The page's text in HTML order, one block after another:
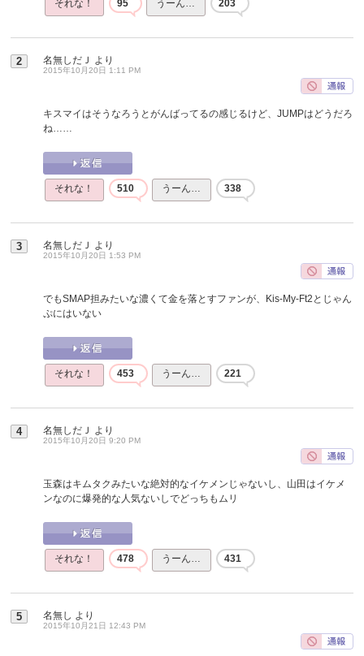
それな！ 95 うーん… 203
2 名無しだＪ より
2015年10月20日 1:11 PM
キスマイはそうなろうとがんばってるの感じるけど、JUMPはどうだろ
ね……
それな！ 510 うーん… 338
3 名無しだＪ より
2015年10月20日 1:53 PM
でもSMAP担みたいな濃くて金を落とすファンが、Kis-My-Ft2とじゃん
ぷにはいない
それな！ 453 うーん… 221
4 名無しだＪ より
2015年10月20日 9:20 PM
玉森はキムタクみたいな絶対的なイケメンじゃないし、山田はイケメ
ンなのに爆発的な人気ないしでどっちもムリ
それな！ 478 うーん… 431
5 名無し より
2015年10月21日 12:43 PM